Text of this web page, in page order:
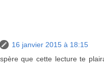
16 janvier 2015 à 18:15
que cette lecture te